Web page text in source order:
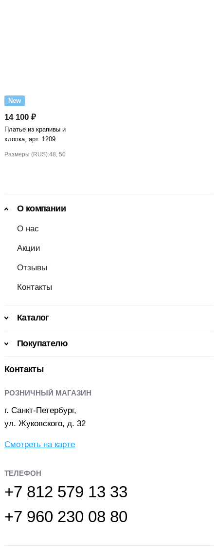
New
14 100 ₽
Платье из крапивы и
хлопка, арт. 1209
Размеры (RUS):48, 50
О компании
О нас
Акции
Отзывы
Контакты
Каталог
Покупателю
Контакты
РОЗНИЧНЫЙ МАГАЗИН
г. Санкт-Петербург,
ул. Жуковского, д. 32
Смотреть на карте
ТЕЛЕФОН
+7 812 579 13 33
+7 960 230 08 80